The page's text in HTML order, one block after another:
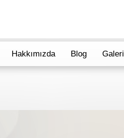
Hakkımızda Blog Galeri